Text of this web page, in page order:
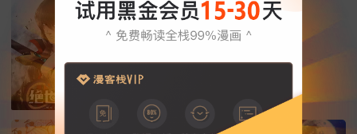
绝世武神
冒险 热血 动作
武道，决定命运